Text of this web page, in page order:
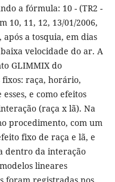
a fórmula: 10 - (TR2 -
10, 11, 12, 13/01/2006,
após a tosquia, em dias
velocidade do ar. A
GLIMMIX do
fixos: raça, horário,
e como efeitos
(raça x lã). Na
procedimento, com um
fixo de raça e lã, e
dentro da interação
lineares